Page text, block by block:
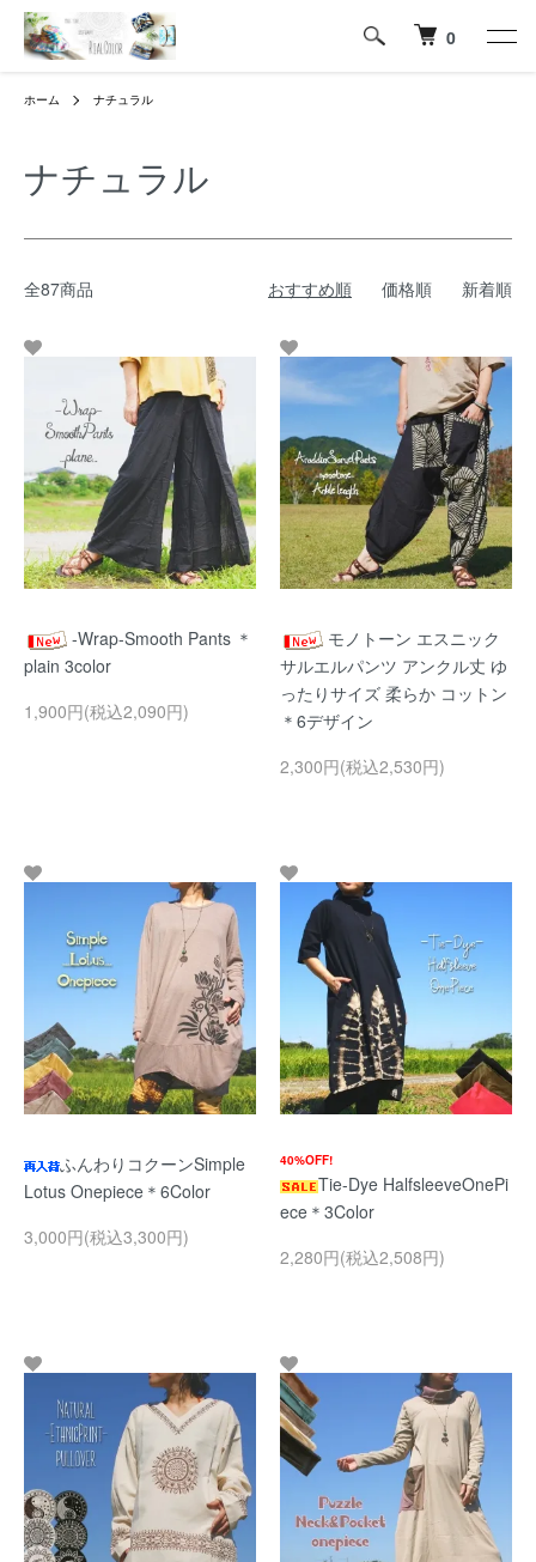
0
ホーム ナチュラル
ナチュラル
全87商品 おすすめ順 価格順 新着順
-Wrap-Smooth Pants ＊
plain 3color
1,900円(税込2,090円)
モノトーン エスニック
サルエルパンツ アンクル丈 ゆ
ったりサイズ 柔らか コットン
＊6デザイン
2,300円(税込2,530円)
ふんわりコクーンSimple
Lotus Onepiece＊6Color
3,000円(税込3,300円)
40%OFF!
Tie-Dye HalfsleeveOnePi
ece＊3Color
2,280円(税込2,508円)